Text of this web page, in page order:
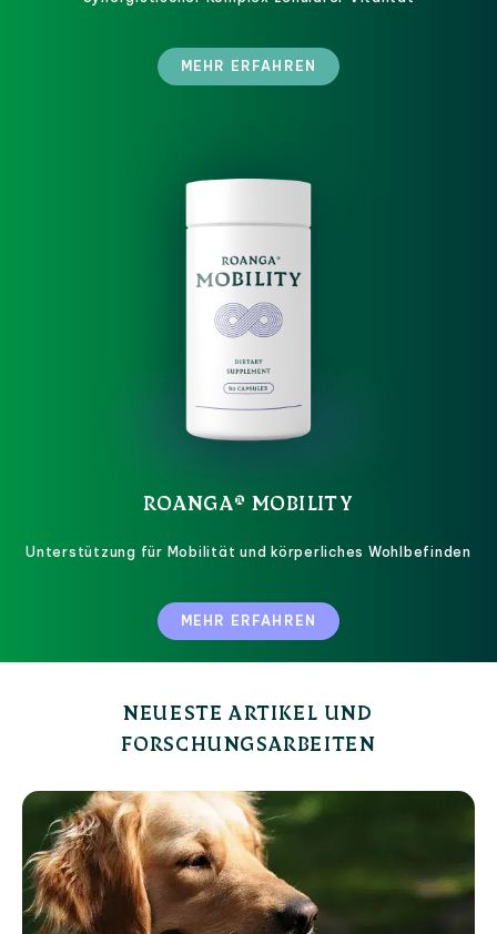
MEHR ERFAHREN
ROANGA® MOBILITY
Unterstützung für Mobilität und körperliches Wohlbefinden
MEHR ERFAHREN
NEUESTE ARTIKEL UND
FORSCHUNGSARBEITEN